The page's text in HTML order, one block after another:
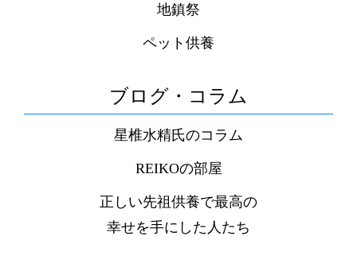
地鎮祭
ペット供養
ブログ・コラム
星椎水精氏のコラム
REIKOの部屋
正しい先祖供養で最高の
幸せを手にした人たち